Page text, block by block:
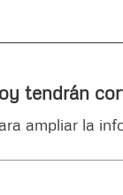
tendrán
ampliar la